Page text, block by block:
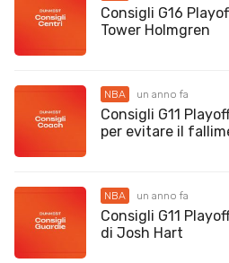
Consigli G16
Tower Holmgren
NBA un anno fa
Consigli G11
per evitare il
NBA un anno fa
Consigli G11
di Josh Hart